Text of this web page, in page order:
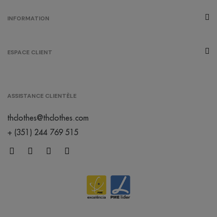
INFORMATION
ESPACE CLIENT
ASSISTANCE CLIENTÈLE
thclothes@thclothes.com
+ (351) 244 769 515